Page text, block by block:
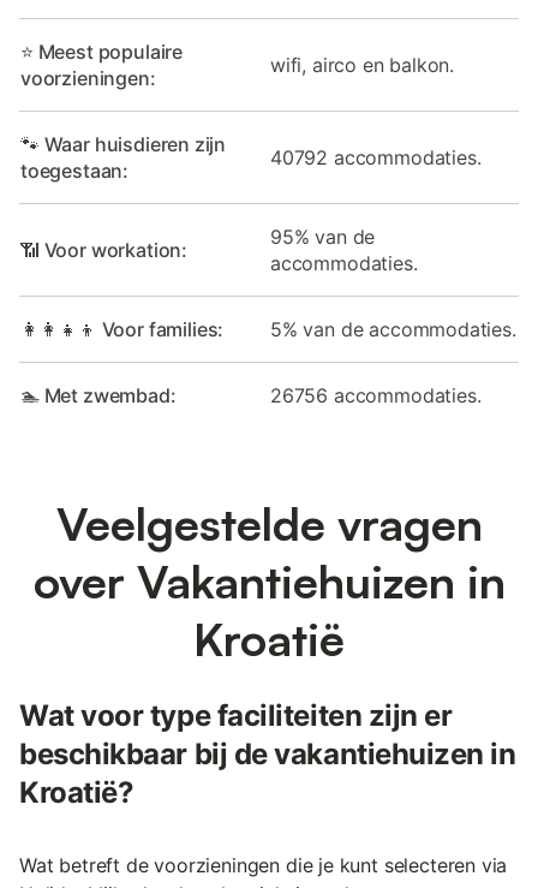
⭐ Meest populaire
voorzieningen:
wifi, airco en balkon.
🐾 Waar huisdieren zijn
toegestaan:
40792 accommodaties.
📶 Voor workation:
95% van de
accommodaties.
👩‍👩‍👧‍👦 Voor families: 5% van de accommodaties.
🏊 Met zwembad: 26756 accommodaties.
Veelgestelde vragen
over Vakantiehuizen in
Kroatië
Wat voor type faciliteiten zijn er
beschikbaar bij de vakantiehuizen in
Kroatië?
Wat betreft de voorzieningen die je kunt selecteren via